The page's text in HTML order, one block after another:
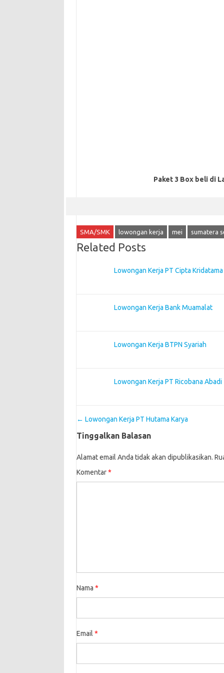
Paket 3 Box beli di
SMA/SMK lowongan kerja mei sumatera
Related Posts
Lowongan Kerja PT Cipta Kridatama
Lowongan Kerja Bank Muamalat
Lowongan Kerja BTPN Syariah
Lowongan Kerja PT Ricobana Abadi
Post navigation
← Lowongan Kerja PT Hutama Karya
Tinggalkan Balasan
Alamat email Anda tidak akan dipublikasikan.
Komentar*
Nama *
Email *